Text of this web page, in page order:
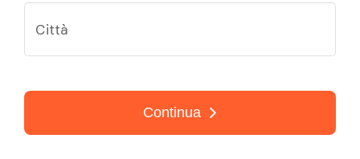
Città
Continua